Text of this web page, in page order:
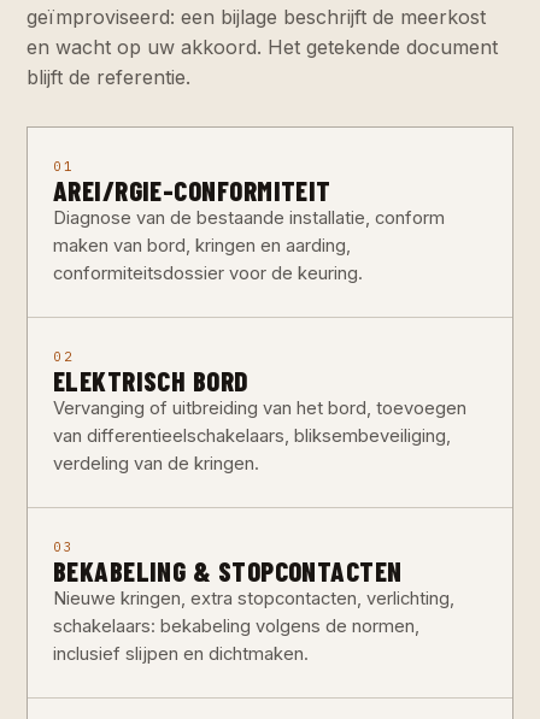
geïmproviseerd: een bijlage beschrijft de meerkost
en wacht op uw akkoord. Het getekende document
blijft de referentie.
01
AREI/RGIE-CONFORMITEIT
Diagnose van de bestaande installatie, conform
maken van bord, kringen en aarding,
conformiteitsdossier voor de keuring.
02
ELEKTRISCH BORD
Vervanging of uitbreiding van het bord, toevoegen
van differentieelschakelaars, bliksembeveiliging,
verdeling van de kringen.
03
BEKABELING & STOPCONTACTEN
Nieuwe kringen, extra stopcontacten, verlichting,
schakelaars: bekabeling volgens de normen,
inclusief slijpen en dichtmaken.